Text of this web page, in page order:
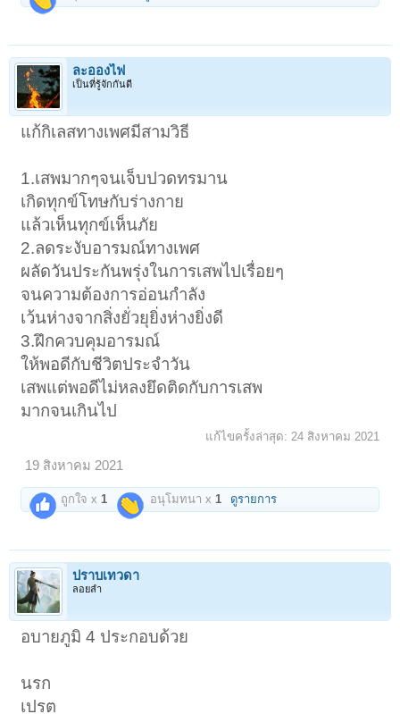
ละอองไฟ
เป็นที่รู้จักกันดี
แก้กิเลสทางเพศมีสามวิธี
1.เสพมากๆจนเจ็บปวดทรมาน
เกิดทุกข์โทษกับร่างกาย
แล้วเห็นทุกข์เห็นภัย
2.ลดระงับอารมณ์ทางเพศ
ผลัดวันประกันพรุ่งในการเสพไปเรื่อยๆ
จนความต้องการอ่อนกำลัง
เว้นห่างจากสิ่งยั่วยุยิ่งห่างยิ่งดี
3.ฝึกควบคุมอารมณ์
ให้พอดีกับชีวิตประจำวัน
เสพแต่พอดีไม่หลงยึดติดกับการเสพ
มากจนเกินไป
แก้ไขครั้งล่าสุด: 24 สิงหาคม 2021
19 สิงหาคม 2021
ถูกใจ x 1 อนุโมทนา x 1 ดูรายการ
ปราบเทวดา
ลอยลำ
อบายภูมิ 4 ประกอบด้วย
นรก
เปรต